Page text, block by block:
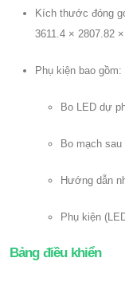
Kích thước đóng
3611.4 × 2807.82
Phụ kiện bao gồm:
Bo LED dự
Bo mạch sau
Hướng dẫn
Phụ kiện
Bảng điều khiển